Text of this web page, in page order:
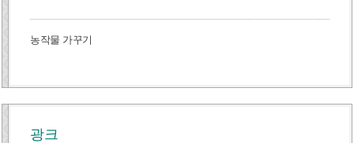
농작물 가꾸기
광크